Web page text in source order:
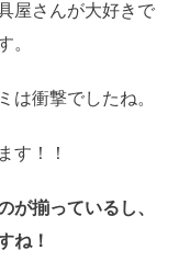
屋さんが大好きで
。
は衝撃でしたね。
す！！
が揃っているし、
ね！